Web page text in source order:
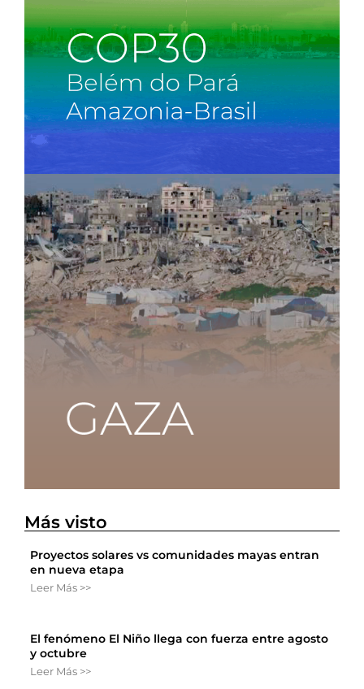
Más visto
Proyectos solares vs comunidades mayas entran
en nueva etapa
Leer Más >>
El fenómeno El Niño llega con fuerza entre agosto
y octubre
Leer Más >>